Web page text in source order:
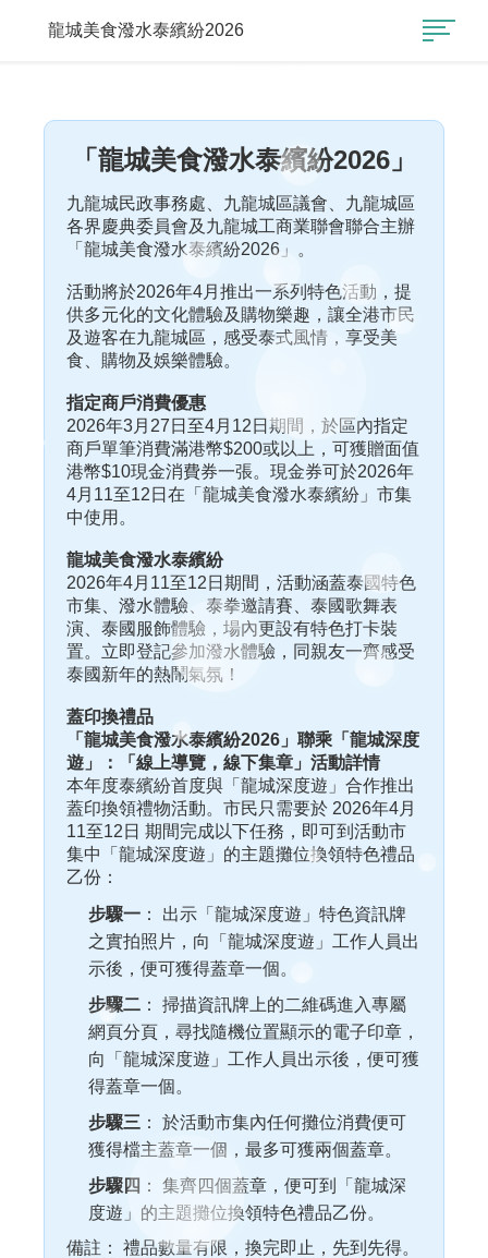
龍城美食潑水泰繽紛2026
「龍城美食潑水泰繽紛2026」
九龍城民政事務處、九龍城區議會、九龍城區
各界慶典委員會及九龍城工商業聯會聯合主辦
「龍城美食潑水泰繽紛2026」。
活動將於2026年4月推出一系列特色活動，提
供多元化的文化體驗及購物樂趣，讓全港市民
及遊客在九龍城區，感受泰式風情，享受美
食、購物及娛樂體驗。
指定商戶消費優惠
2026年3月27日至4月12日期間，於區內指定
商戶單筆消費滿港幣$200或以上，可獲贈面值
港幣$10現金消費券一張。現金券可於2026年
4月11至12日在「龍城美食潑水泰繽紛」市集
中使用。
龍城美食潑水泰繽紛
2026年4月11至12日期間，活動涵蓋泰國特色
市集、潑水體驗、泰拳邀請賽、泰國歌舞表
演、泰國服飾體驗，場內更設有特色打卡裝
置。立即登記參加潑水體驗，同親友一齊感受
泰國新年的熱鬧氣氛！
蓋印換禮品
「龍城美食潑水泰繽紛2026」聯乘「龍城深度
遊」：「線上導覽，線下集章」活動詳情
本年度泰繽紛首度與「龍城深度遊」合作推出
蓋印換領禮物活動。市民只需要於 2026年4月
11至12日 期間完成以下任務，即可到活動市
集中「龍城深度遊」的主題攤位換領特色禮品
乙份：
步驟一 ： 出示「龍城深度遊」特色資訊牌
之實拍照片，向「龍城深度遊」工作人員出
示後，便可獲得蓋章一個。
步驟二 ： 掃描資訊牌上的二維碼進入專屬
網頁分頁，尋找隨機位置顯示的電子印章，
向「龍城深度遊」工作人員出示後，便可獲
得蓋章一個。
步驟三 ： 於活動市集內任何攤位消費便可
獲得檔主蓋章一個，最多可獲兩個蓋章。
步驟四 ： 集齊四個蓋章，便可到「龍城深
度遊」的主題攤位換領特色禮品乙份。
備註： 禮品數量有限，換完即止，先到先得。